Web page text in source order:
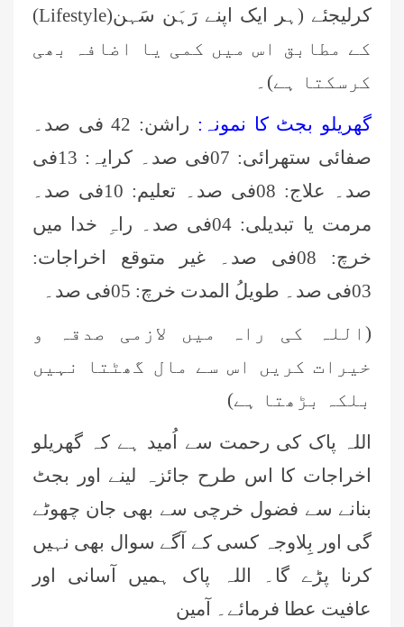
کرلیجئے (ہر ایک اپنے رَہَن سَہن(Lifestyle
)
کے مطابق اس میں کمی یا اضافہ بھی
کرسکتا ہے)۔
گھریلو بجٹ کا نمونہ:
راشن: 42 فی صد۔
صفائی ستھرائی: 07فی صد۔ کرایہ: 13فی
صد۔ علاج: 08فی صد۔ تعلیم: 10فی صد۔
مرمت یا تبدیلی: 04فی صد۔ راہِ خدا میں
خرچ: 08فی صد۔ غیر متوقع اخراجات:
03فی صد۔ طویلُ المدت خرچ: 05فی صد۔
(اللہ کی راہ میں لازمی صدقہ و
خیرات کریں اس سے مال گھٹتا نہیں
بلکہ بڑھتا ہے)
اللہ پاک کی رحمت سے اُمید ہے کہ گھریلو
اخراجات کا اس طرح جائزہ لینے اور بجٹ
بنانے سے فضول خرچی سے بھی جان چھوٹے
گی اور بِلاوجہ کسی کے آگے سوال بھی نہیں
کرنا پڑے گا۔ اللہ پاک ہمیں آسانی اور
عافیت عطا فرمائے۔ آمین